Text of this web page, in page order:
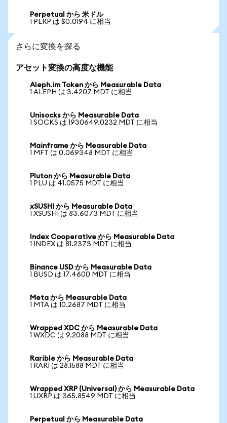
Perpetual から 米ドル
1 PERP は $0.0194 に相当
さらに変換を探る
アセット変換の高度な機能
Aleph.im Token から Measurable Data
1 ALEPH は 3.4207 MDT に相当
Unisocks から Measurable Data
1 SOCKS は 1930649.0232 MDT に相当
Mainframe から Measurable Data
1 MFT は 0.069348 MDT に相当
Pluton から Measurable Data
1 PLU は 41.0575 MDT に相当
xSUSHI から Measurable Data
1 XSUSHI は 83.6073 MDT に相当
Index Cooperative から Measurable Data
1 INDEX は 81.2373 MDT に相当
Binance USD から Measurable Data
1 BUSD は 17.4600 MDT に相当
Meta から Measurable Data
1 MTA は 10.2687 MDT に相当
Wrapped XDC から Measurable Data
1 WXDC は 9.2088 MDT に相当
Rarible から Measurable Data
1 RARI は 28.1588 MDT に相当
Wrapped XRP (Universal) から Measurable Data
1 UXRP は 365.8549 MDT に相当
Perpetual から Measurable Data